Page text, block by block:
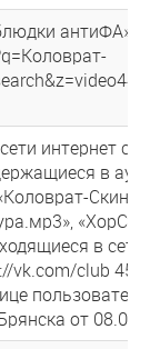
антиФА»,
интернет
в
в сети
vk.com/club
от